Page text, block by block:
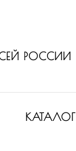
РОССИИ
КАТАЛОГ